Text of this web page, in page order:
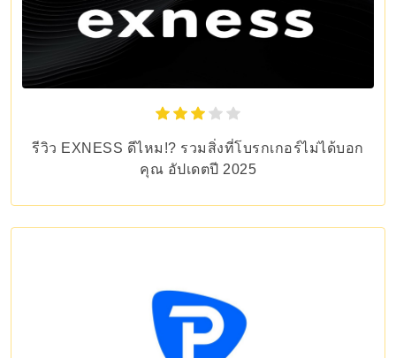
รีวิว EXNESS ดีไหม!? รวมสิ่งที่โบรกเกอร์ไม่ได้บอก
คุณ อัปเดตปี 2025